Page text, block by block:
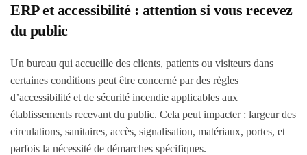
ERP et accessibilité : attention si vous recevez
du public
Un bureau qui accueille des clients, patients ou visiteurs dans
certaines conditions peut être concerné par des règles
d’accessibilité et de sécurité incendie applicables aux
établissements recevant du public. Cela peut impacter : largeur des
circulations, sanitaires, accès, signalisation, matériaux, portes, et
parfois la nécessité de démarches spécifiques.